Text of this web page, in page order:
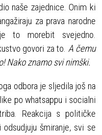
naše zajednice. Onim ki
za prava narodne
to morebit svejedno.
govori za to. A čemu
Nako znamo svi nimški.
odbora je sljedila još na
po whatsappu i socialni
Reakcija s političke
šmiranje, svi se